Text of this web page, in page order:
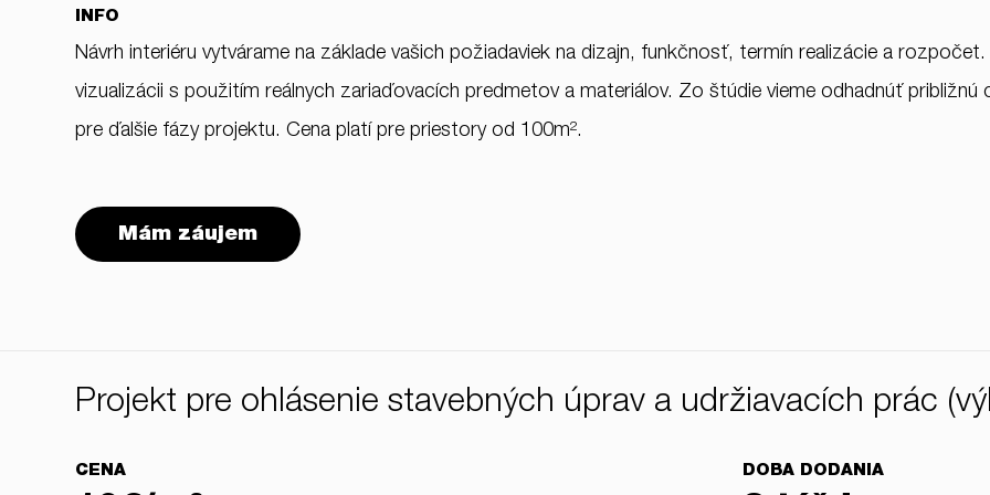
INFO
Návrh interiéru vytvárame na základe vašich požiadaviek na dizajn, funkčnosť, termín realizácie a
vizualizácii s použitím reálnych zariaďovacích predmetov a materiálov. Zo štúdie vieme odhadnúť približnú
pre ďalšie fázy projektu. Cena platí pre priestory od 100m².
Mám záujem
Projekt pre ohlásenie stavebných úprav a udržiavacích prác
CENA DOBA DODANIA